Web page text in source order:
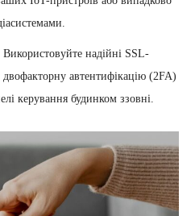
Використовуйте надійні SSL-
двофакторну автентифікацію (2FA)
керування будинком ззовні.